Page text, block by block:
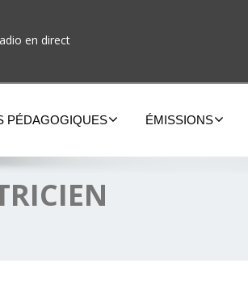
en direct
PÉDAGOGIQUES ÉMISSIONS